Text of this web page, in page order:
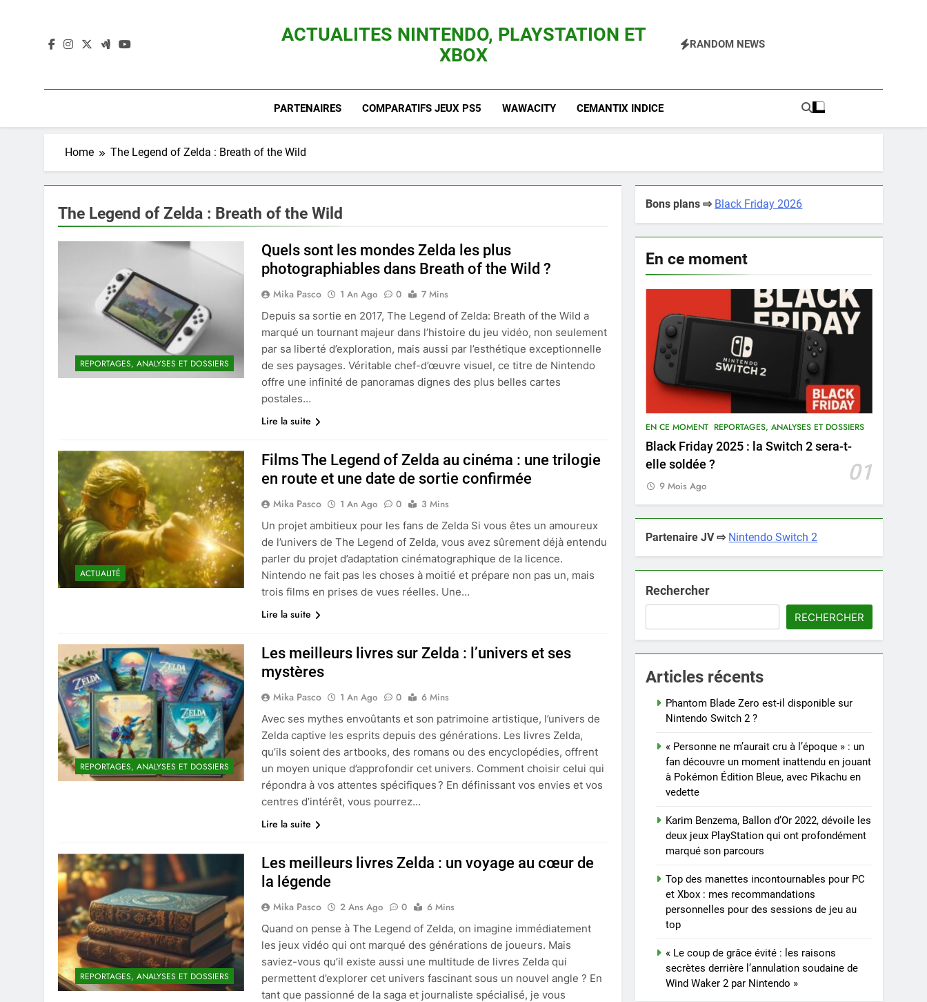
ACTUALITES NINTENDO, PLAYSTATION ET
XBOX
RANDOM NEWS
PARTENAIRES COMPARATIFS JEUX PS5 WAWACITY CEMANTIX INDICE
Home The Legend of Zelda : Breath of the Wild
The Legend of Zelda : Breath of the Wild
REPORTAGES, ANALYSES ET DOSSIERS
Quels sont les mondes Zelda les plus
photographiables dans Breath of the Wild ?
Mika Pasco 1 An Ago 0
7 Mins
Depuis sa sortie en 2017, The Legend of Zelda: Breath of the Wild a
marqué un tournant majeur dans l’histoire du jeu vidéo, non seulement
par sa liberté d’exploration, mais aussi par l’esthétique exceptionnelle
de ses paysages. Véritable chef-d’œuvre visuel, ce titre de Nintendo
offre une infinité de panoramas dignes des plus belles cartes
postales…
Lire la suite
ACTUALITÉ
Films The Legend of Zelda au cinéma : une trilogie
en route et une date de sortie confirmée
Mika Pasco 1 An Ago 0
3 Mins
Un projet ambitieux pour les fans de Zelda Si vous êtes un amoureux
de l’univers de The Legend of Zelda, vous avez sûrement déjà entendu
parler du projet d’adaptation cinématographique de la licence.
Nintendo ne fait pas les choses à moitié et prépare non pas un, mais
trois films en prises de vues réelles. Une…
Lire la suite
REPORTAGES, ANALYSES ET DOSSIERS
Les meilleurs livres sur Zelda : l’univers et ses
mystères
Mika Pasco 1 An Ago 0
6 Mins
Avec ses mythes envoûtants et son patrimoine artistique, l’univers de
Zelda captive les esprits depuis des générations. Les livres Zelda,
qu’ils soient des artbooks, des romans ou des encyclopédies, offrent
un moyen unique d’approfondir cet univers. Comment choisir celui qui
répondra à vos attentes spécifiques ? En définissant vos envies et vos
centres d’intérêt, vous pourrez…
Lire la suite
REPORTAGES, ANALYSES ET DOSSIERS
Les meilleurs livres Zelda : un voyage au cœur de
la légende
Mika Pasco 2 Ans Ago 0
6 Mins
Quand on pense à The Legend of Zelda, on imagine immédiatement
les jeux vidéo qui ont marqué des générations de joueurs. Mais
saviez-vous qu’il existe aussi une multitude de livres Zelda qui
permettent d’explorer cet univers fascinant sous un nouvel angle ? En
tant que passionné de la saga et journaliste spécialisé, je vous
Bons plans ⇨ Black Friday 2026
En ce moment
EN CE MOMENT REPORTAGES, ANALYSES ET DOSSIERS
Black Friday 2025 : la Switch 2 sera-t-
elle soldée ?
01
9 Mois Ago
Partenaire JV ⇨ Nintendo Switch 2
Rechercher
RECHERCHER
Articles récents
Phantom Blade Zero est-il disponible sur
Nintendo Switch 2 ?
« Personne ne m’aurait cru à l’époque » : un
fan découvre un moment inattendu en jouant
à Pokémon Édition Bleue, avec Pikachu en
vedette
Karim Benzema, Ballon d’Or 2022, dévoile les
deux jeux PlayStation qui ont profondément
marqué son parcours
Top des manettes incontournables pour PC
et Xbox : mes recommandations
personnelles pour des sessions de jeu au
top
« Le coup de grâce évité : les raisons
secrètes derrière l’annulation soudaine de
Wind Waker 2 par Nintendo »